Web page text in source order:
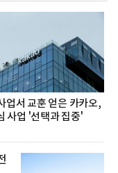
업서 교훈 얻은 카카오,
사업 '선택과 집중'